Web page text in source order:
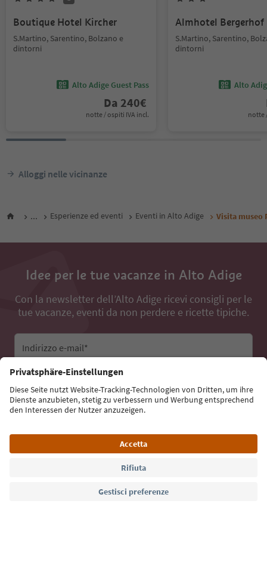
Boutique Hotel Kircher
S.Martino, Sarentino, Bolzano e
dintorni
Alto Adige Guest Pass
Da 240€
notte / ospiti IVA incl.
Almhotel Bergerhof
S.Martino, Sarentino,
dintorni
Alto
notte
Alloggi nelle vicinanze
... Esperienze ed eventi Eventi in Alto Adige Visita museo
Idee per le tue vacanze in Alto Adige
Con la newsletter dell’Alto Adige ricevi consigli per le
tue vacanze, eventi da non perdere e ricette tipiche.
Indirizzo e-mail*
Iscriviti alla newsletter